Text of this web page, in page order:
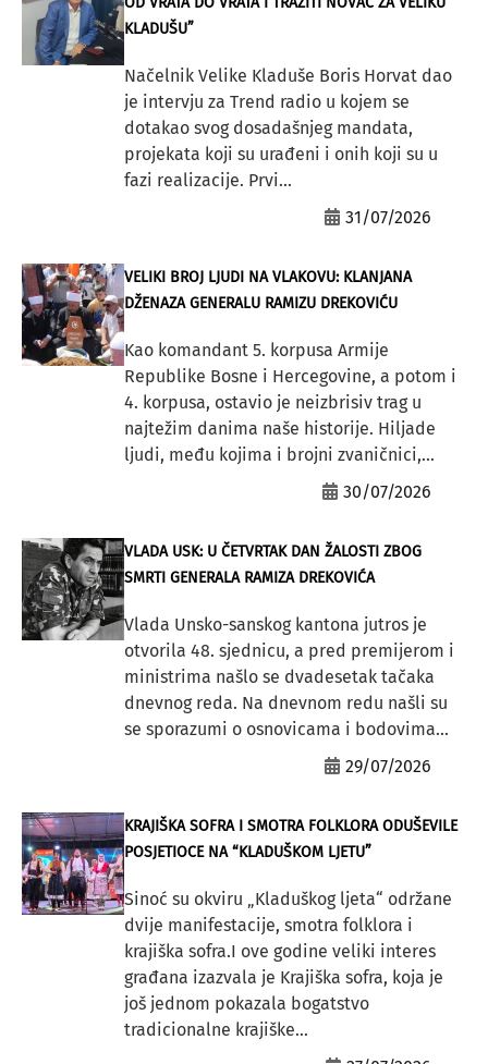
KLADUŠU”
Načelnik Velike Kladuše Boris Horvat dao
je intervju za Trend radio u kojem se
dotakao svog dosadašnjeg mandata,
projekata koji su urađeni i onih koji su u
fazi realizacije. Prvi...
31/07/2026
VELIKI BROJ LJUDI NA VLAKOVU: KLANJANA
DŽENAZA GENERALU RAMIZU DREKOVIĆU
Kao komandant 5. korpusa Armije
Republike Bosne i Hercegovine, a potom i
4. korpusa, ostavio je neizbrisiv trag u
najtežim danima naše historije. Hiljade
ljudi, među kojima i brojni zvaničnici,...
30/07/2026
VLADA USK: U ČETVRTAK DAN ŽALOSTI ZBOG
SMRTI GENERALA RAMIZA DREKOVIĆA
Vlada Unsko-sanskog kantona jutros je
otvorila 48. sjednicu, a pred premijerom i
ministrima našlo se dvadesetak tačaka
dnevnog reda. Na dnevnom redu našli su
se sporazumi o osnovicama i bodovima...
29/07/2026
KRAJIŠKA SOFRA I SMOTRA FOLKLORA ODUŠEVILE
POSJETIOCE NA “KLADUŠKOM LJETU”
Sinoć su okviru „Kladuškog ljeta“ održane
dvije manifestacije, smotra folklora i
krajiška sofra.I ove godine veliki interes
građana izazvala je Krajiška sofra, koja je
još jednom pokazala bogatstvo
tradicionalne krajiške...